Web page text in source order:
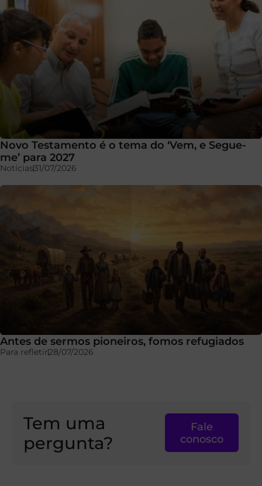
Novo Testamento é o tema do ‘Vem, e Segue-
me’ para 2027
Notícias31/07/2026
Antes de sermos pioneiros, fomos refugiados
Para refletir28/07/2026
Tem uma
pergunta?
Fale
conosco